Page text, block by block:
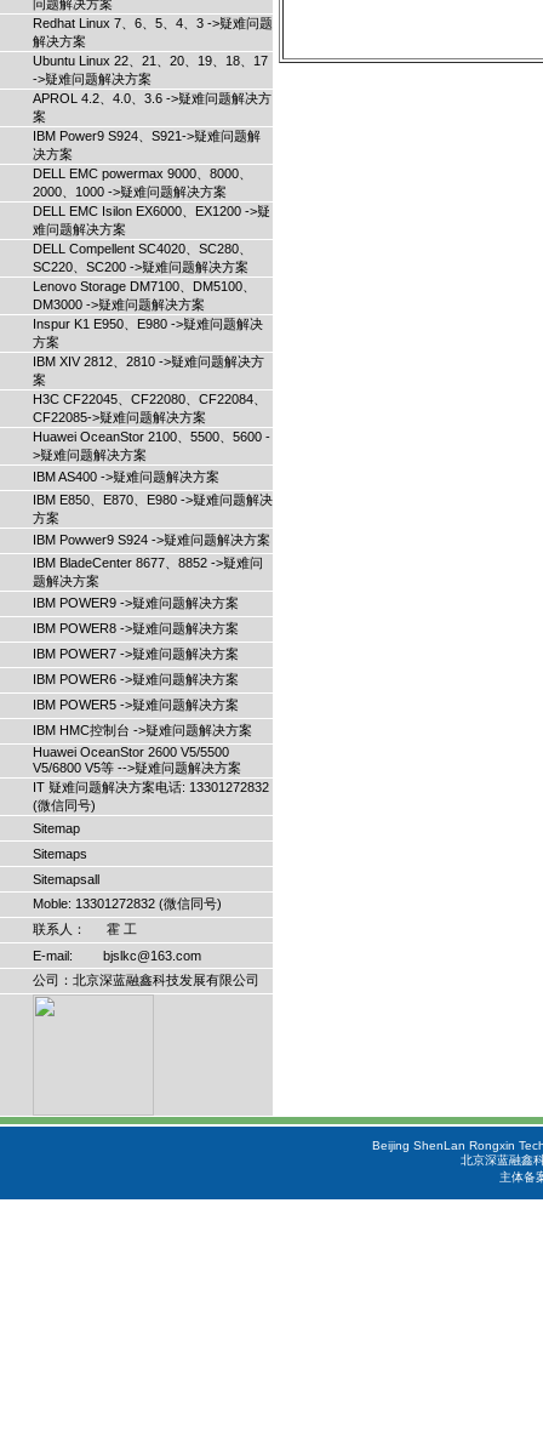
问题解决方案
Redhat Linux 7、6、5、4、3 ->疑难问题
解决方案
Ubuntu Linux 22、21、20、19、18、17
->疑难问题解决方案
APROL 4.2、4.0、3.6 ->疑难问题解决方
案
IBM Power9 S924、S921->疑难问题解
决方案
DELL EMC powermax 9000、8000、
2000、1000 ->疑难问题解决方案
DELL EMC Isilon EX6000、EX1200 ->疑
难问题解决方案
DELL Compellent SC4020、SC280、
SC220、SC200 ->疑难问题解决方案
Lenovo Storage DM7100、DM5100、
DM3000 ->疑难问题解决方案
Inspur K1 E950、E980 ->疑难问题解决
方案
IBM XIV 2812、2810 ->疑难问题解决方
案
H3C CF22045、CF22080、CF22084、
CF22085->疑难问题解决方案
Huawei OceanStor 2100、5500、5600 -
>疑难问题解决方案
IBM AS400 ->疑难问题解决方案
IBM E850、E870、E980 ->疑难问题解决
方案
IBM Powwer9 S924 ->疑难问题解决方案
IBM BladeCenter 8677、8852 ->疑难问
题解决方案
IBM POWER9 ->疑难问题解决方案
IBM POWER8 ->疑难问题解决方案
IBM POWER7 ->疑难问题解决方案
IBM POWER6 ->疑难问题解决方案
IBM POWER5 ->疑难问题解决方案
IBM HMC控制台 ->疑难问题解决方案
Huawei OceanStor 2600 V5/5500
V5/6800 V5等 -->疑难问题解决方案
IT 疑难问题解决方案电话: 13301272832
(微信同号)
Sitemap
Sitemaps
Sitemapsall
Moble: 13301272832 (微信同号)
联系人： 霍 工
E-mail: bjslkc@163.com
公司：北京深蓝融鑫科技发展有限公司
Beijing ShenLan Rongxin
北京深蓝融鑫
主体备